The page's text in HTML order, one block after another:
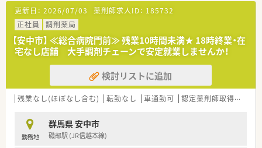
更新日： 2026/07/03 薬剤師求人ID： 185732
正社員
調剤薬局
【安中市】 ≪総合病院門前≫ 残業10時間未満★ 18時終業・在
宅なし店舗 大手調剤チェーンで安定就業しませんか！
検討リストに追加
残業なし(ほぼなし含む) 転勤なし 車通勤可 認定薬剤師取得支援あり
勤務地
群馬県 安中市
磯部駅 (JR信越本線)